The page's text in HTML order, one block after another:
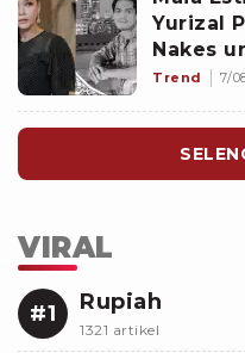
Yurizal
Nakes
Trend 7/
VIRAL
#1 Rupiah
1321 artikel